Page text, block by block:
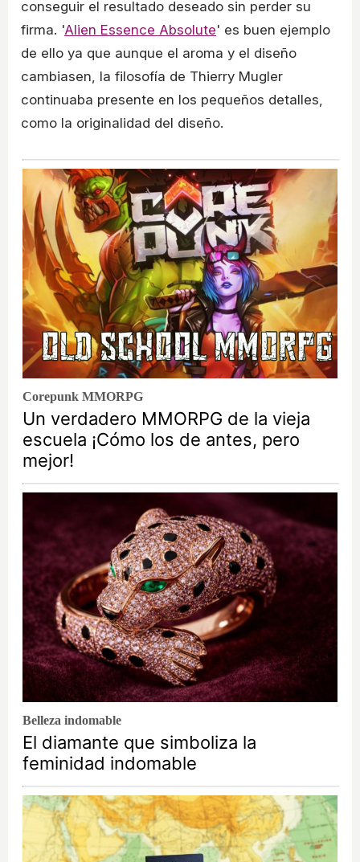
conseguir el resultado deseado sin perder su
firma. 'Alien Essence Absolute' es buen ejemplo
de ello ya que aunque el aroma y el diseño
cambiasen, la filosofía de Thierry Mugler
continuaba presente en los pequeños detalles,
como la originalidad del diseño.
Corepunk MMORPG
Un verdadero MMORPG de la vieja
escuela ¡Cómo los de antes, pero
mejor!
Belleza indomable
El diamante que simboliza la
feminidad indomable